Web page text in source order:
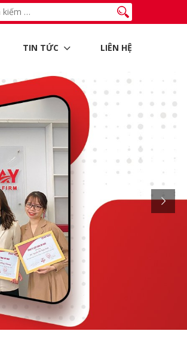
TIN TỨC LIÊN HỆ